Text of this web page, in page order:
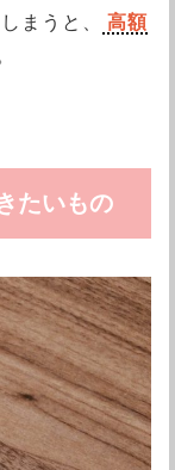
まうと、
高額
たいもの